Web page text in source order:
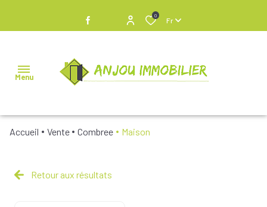
0
Fr
Menu
VENDRE
Accueil Vente Combree Maison
Retour aux résultats